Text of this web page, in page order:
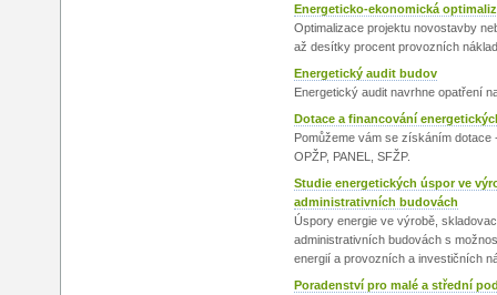
Energeticko-ekonomická
Optimalizace projektu novostavby
až desítky procent provozních
Energetický audit budov
Energetický audit navrhne opatření
Dotace a financování
Pomůžeme vám se získáním dotace
OPŽP, PANEL, SFŽP.
Studie energetických úspor ve
administrativních budovách
Úspory energie ve výrobě,
administrativních budovách s
energií a provozních a investičních
Poradenství pro malé a střední